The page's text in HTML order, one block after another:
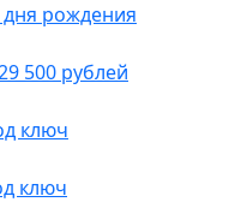
рождения
500 рублей
ключ
ключ